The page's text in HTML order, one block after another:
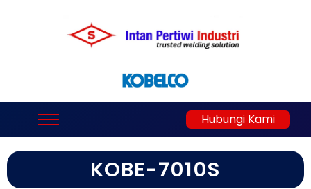
Hubungi Kami
KOBE-7010S